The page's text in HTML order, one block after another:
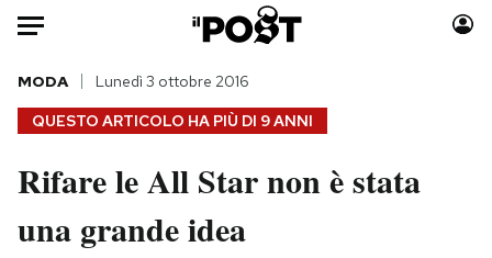
HOME
Italia
Politica
Moda
QUESTO ARTICOLO HA PIÙ DI 9 ANNI
MODA Lunedì 3 ottobre 2016
Rifare le All Star non è stata
una grande idea